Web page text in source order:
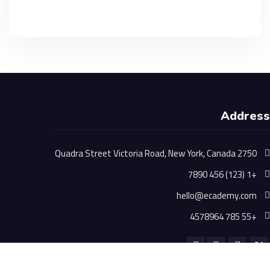
Address
2750 Quadra Street Victoria Road, New York, Canada
+1 (123) 456 7890
hello@ecademy.com
+55 785 4578964